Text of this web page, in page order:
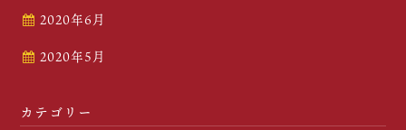
2020年6月
2020年5月
カテゴリー